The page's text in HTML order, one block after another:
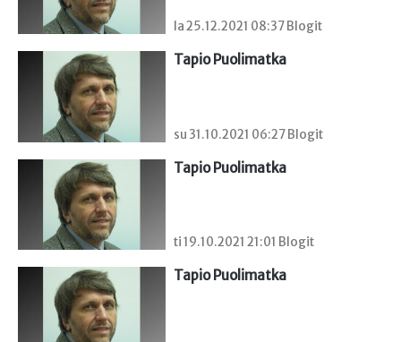
la 25.12.2021 08:37 Blogit
Tapio Puolimatka
su 31.10.2021 06:27 Blogit
Tapio Puolimatka
ti 19.10.2021 21:01 Blogit
Tapio Puolimatka